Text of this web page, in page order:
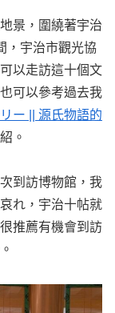
景，圍繞著宇治
，宇治市觀光協
以走訪這十個文
可以參考過去我
ー || 源氏物語的
。
到訪博物館，我
れ，宇治十帖就
推薦有機會到訪